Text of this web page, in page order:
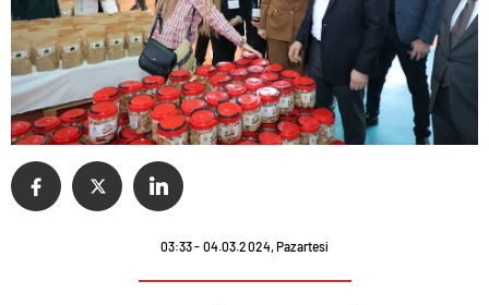
03:33 - 04.03.2024, Pazartesi